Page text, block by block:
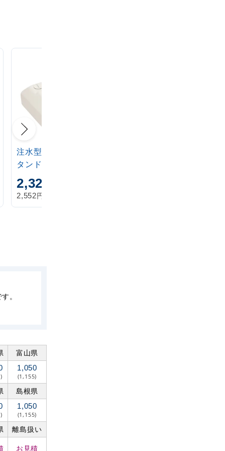
注水型マルチのぼりス
タンド 20L
2,320
2,552円
。
富山県
1,050
(1,155)
島根県
1,050
(1,155)
離島扱い
お見積